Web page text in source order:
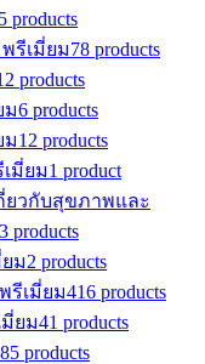
products
รีเมี่ยม78 products
products
ม6 products
ม12 products
มี่ยม1 product
ยวกับสุขภาพและ
products
ม2 products
รีเมี่ยม416 products
มี่ยม41 products
85 products